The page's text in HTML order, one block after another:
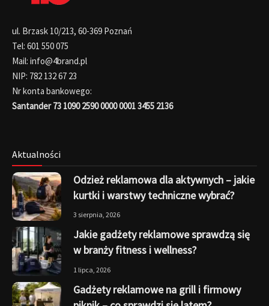
ul. Brzask 10/213, 60-369 Poznań
Tel: 601 550 075
Mail: info@4brand.pl
NIP: 782 132 67 23
Nr konta bankowego:
Santander 73 1090 2590 0000 0001 3455 2136
Aktualności
Odzież reklamowa dla aktywnych – jakie
kurtki i warstwy techniczne wybrać?
3 sierpnia, 2026
Jakie gadżety reklamowe sprawdzą się
w branży fitness i wellness?
1 lipca, 2026
Gadżety reklamowe na grill i firmowy